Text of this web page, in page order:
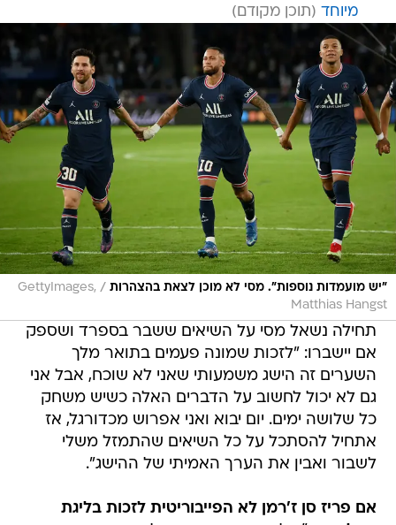
מיוחד
"יש מועמדות נוספות". מסי לא מוכן לצאת בהצהרות /
GettyImages,
Matthias Hangst
תחילה נשאל מסי על השיאים ששבר בספרד ושספק
אם יישברו: "לזכות שמונה פעמים בתואר מלך
השערים זה הישג משמעותי שאני לא שוכח, אבל אני
גם לא יכול לחשוב על הדברים האלה כשיש משחק
כל שלושה ימים. יום יבוא ואני אפרוש מכדורגל, אז
אתחיל להסתכל על כל השיאים שהתמזל משלי
לשבור ואבין את הערך האמיתי של ההישג".
אם פריז סן ז'רמן לא הפייבוריטית לזכות בליגת